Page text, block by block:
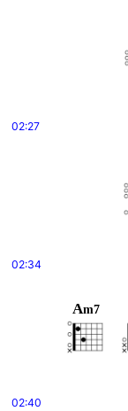
02:27
02:34
Am7
02:40